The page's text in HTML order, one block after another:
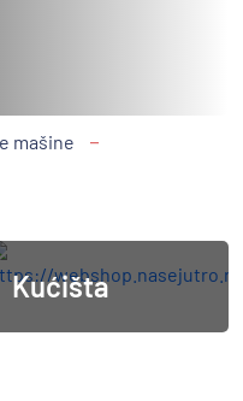
mašine
Kućišta